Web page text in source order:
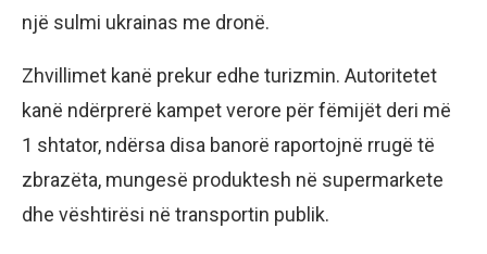
një sulmi ukrainas me dronë.
Zhvillimet kanë prekur edhe turizmin. Autoritetet
kanë ndërprerë kampet verore për fëmijët deri më
1 shtator, ndërsa disa banorë raportojnë rrugë të
zbrazëta, mungesë produktesh në supermarkete
dhe vështirësi në transportin publik.